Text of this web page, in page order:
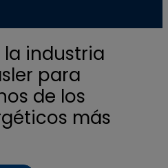
la industria
para
de los
más